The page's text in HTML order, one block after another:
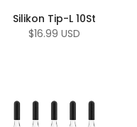
Silikon Tip-L 10St
$16.99 USD